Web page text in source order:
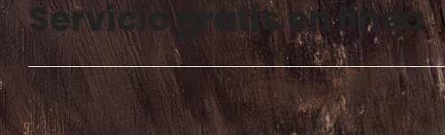
Servicio gratis en línea